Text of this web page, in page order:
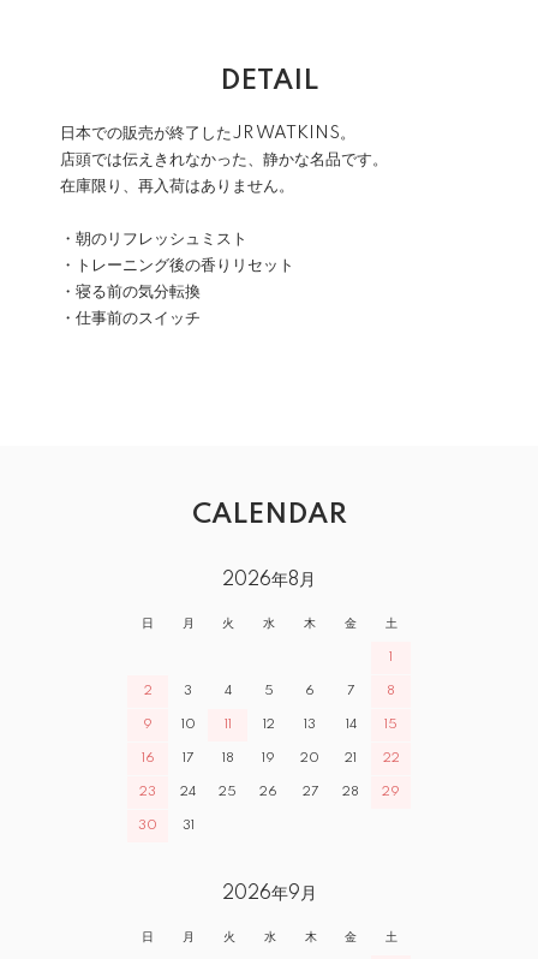
DETAIL
日本での販売が終了したJR WATKINS。
店頭では伝えきれなかった、静かな名品です。
在庫限り、再入荷はありません。
・朝のリフレッシュミスト
・トレーニング後の香りリセット
・寝る前の気分転換
・仕事前のスイッチ
CALENDAR
2026年8月
日 月 火 水 木 金 土
1
2 3 4 5 6 7 8
9 10 11 12 13 14 15
16 17 18 19 20 21 22
23 24 25 26 27 28 29
30 31
2026年9月
日 月 火 水 木 金 土